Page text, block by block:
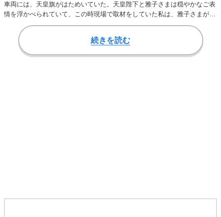
車両には、天皇旗がはためいていた。天皇陛下と雅子さまは穏やかなご表
情を浮かべられていて、この時現場で取材をしていた私は、雅子さまがテ
ィアラをお召し…
続きを読む